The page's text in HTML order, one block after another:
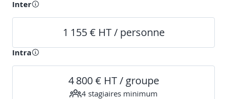
Inter
1 155 € HT / personne
Intra
4 800 € HT / groupe
4 stagiaires minimum